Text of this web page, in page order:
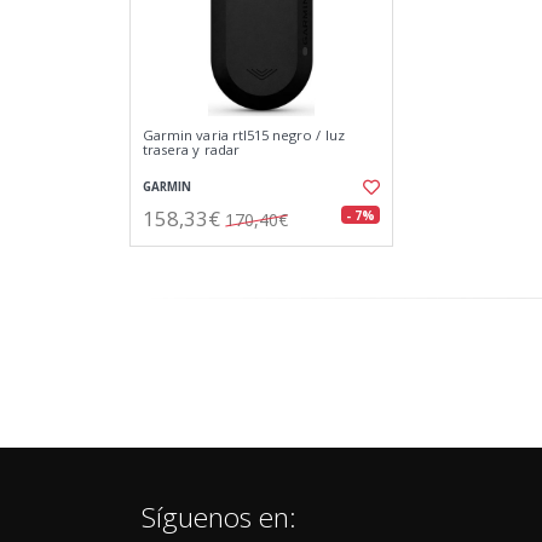
Garmin varia rtl515 negro / luz
trasera y radar
GARMIN
158,33€ 170,40€ - 7%
Síguenos en: